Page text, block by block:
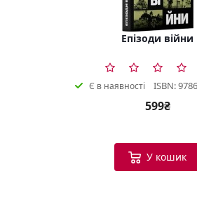
Епізоди війни
Є в наявності ISBN:
599₴
У кошик